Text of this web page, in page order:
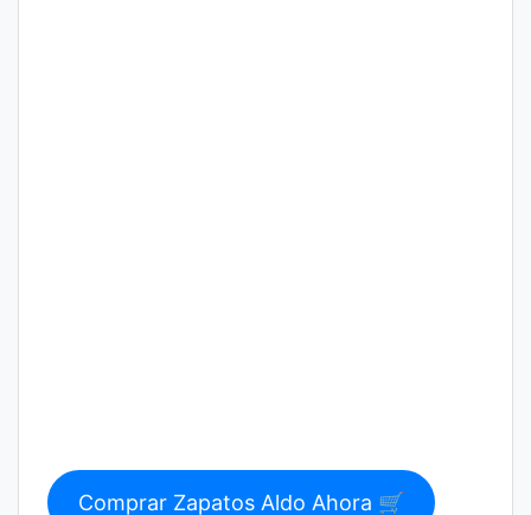
Comprar Zapatos Aldo Ahora 🛒